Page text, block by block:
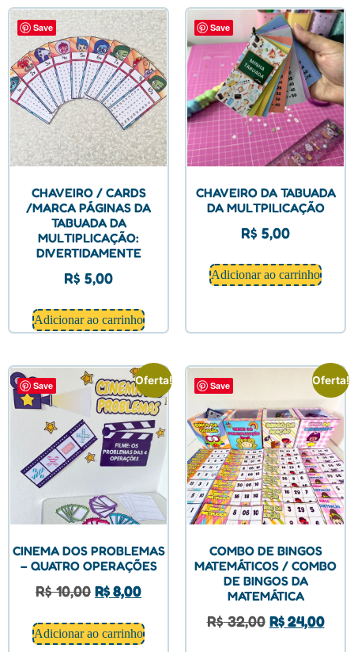
Save
CHAVEIRO / CARDS
/MARCA PÁGINAS DA
TABUADA DA
MULTIPLICAÇÃO:
DIVERTIDAMENTE
R$ 5,00
Adicionar ao carrinho
Save
CHAVEIRO DA TABUADA
DA MULTPILICAÇÃO
R$ 5,00
Adicionar ao carrinho
Save Oferta!
CINEMA DOS PROBLEMAS
– QUATRO OPERAÇÕES
R$10,00 R$8,00
Adicionar ao carrinho
Save Oferta!
COMBO DE BINGOS
MATEMÁTICOS / COMBO
DE BINGOS DA
MATEMÁTICA
R$32,00 R$24,00